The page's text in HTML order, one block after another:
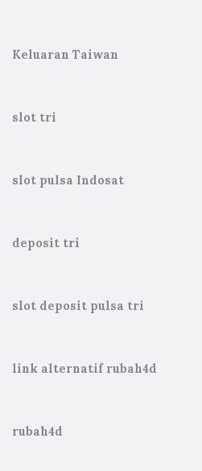
Keluaran Taiwan
slot tri
slot pulsa Indosat
deposit tri
slot deposit pulsa tri
link alternatif rubah4d
rubah4d